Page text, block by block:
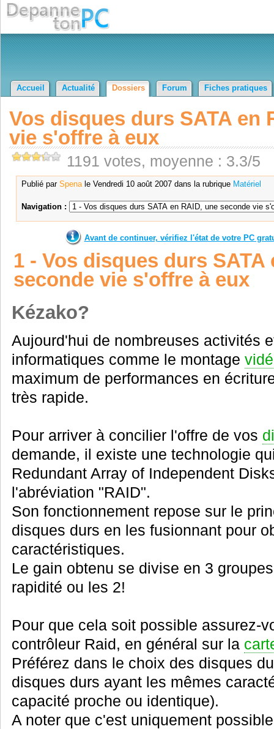
Accueil Actualité Dossiers Forum Fiches pratiques
Vos disques durs SATA en
vie s'offre à eux
1191 votes, moyenne : 3.3/5
Publié par Spenale Vendredi 10 août 2007 dans la rubrique Matériel
Navigation :
Avant de continuer, vérifiez l'état de votre PC
1 - Vos disques durs SATA
seconde vie s'offre à eux
Kézako?
Aujourd'hui de nombreuses activités
informatiques comme le montage
maximum de performances en
très rapide.
Pour arriver à concilier l'offre de vos
demande, il existe une technologie
Redundant Array of Independent
l'abréviation "RAID".
Son fonctionnement repose sur le
disques durs en les fusionnant pour
caractéristiques.
Le gain obtenu se divise en 3
rapidité ou les 2!
Pour que cela soit possible assurez-
contrôleur Raid, en général sur la
Préférez dans le choix des disques
disques durs ayant les mêmes
capacité proche ou identique).
A noter que c'est uniquement